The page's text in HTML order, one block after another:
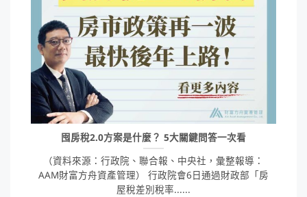
囤房稅2.0方案是什麼？ 5大關鍵問答一次看
（資料來源：行政院、聯合報、中央社，彙整報導：
AAM財富方舟資產管理） 行政院會6日通過財政部「房
屋稅差別稅率......